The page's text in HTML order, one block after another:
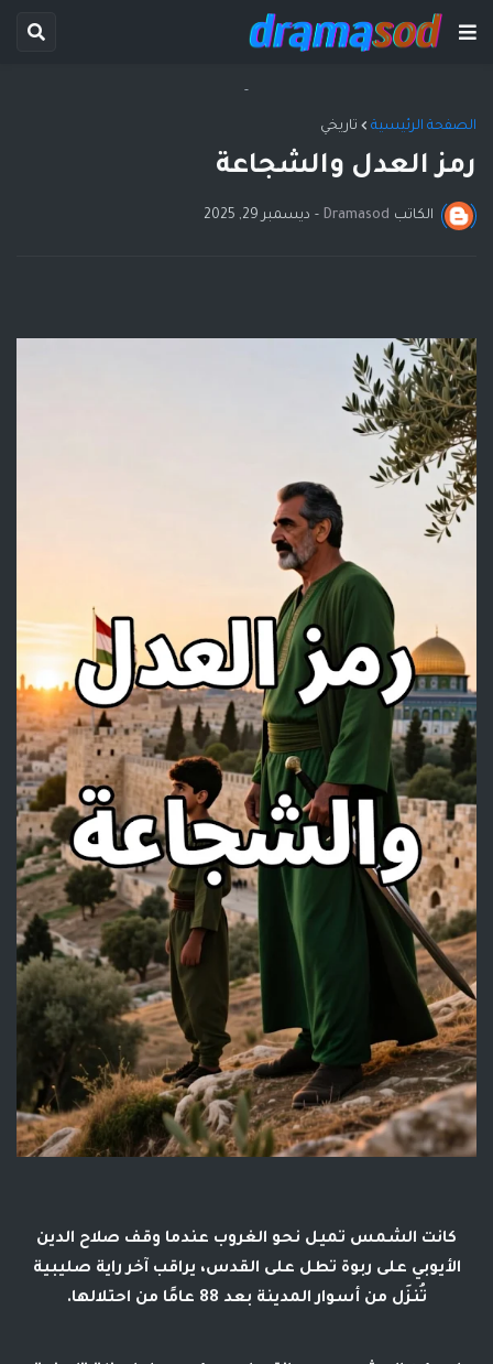
-
الصفحة الرئيسية تاريخي
رمز العدل والشجاعة
الكاتب Dramasod
- ديسمبر 29, 2025
كانت الشمس تميل نحو الغروب عندما وقف صلاح الدين
الأيوبي على ربوة تطل على القدس، يراقب آخر راية صليبية
تُنزَل من أسوار المدينة بعد 88 عامًا من احتلالها.